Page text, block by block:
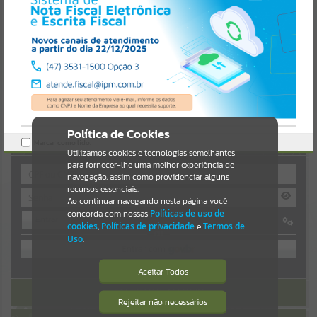
Resultados para""
Portais
Por favor, aguarde...
NOTÍCIAS
Por favor, aguarde...
SUBPORTAIS
Por favor, aguarde...
Por favor, aguarde...
AUTOATENDIMENTO
ACESSAR SEM LOGIN
Política de Cookies
Utilizamos cookies e tecnologias semelhantes
para fornecer-lhe uma melhor experiência de
navegação, assim como providenciar alguns
recursos essenciais.
Ao continuar navegando nesta página você
concorda com nossas Políticas de uso de
cookies, Políticas de privacidadeeTermos de
Uso.
Aceitar Todos
Rejeitar não necessários
Isto significa que diversos recursos
https://guaiba.atende.net/cidadao/noticia/static/bundle/wpo_index
_2_base_l2_portal_editores_sync_c78fd5a8a9d4da1559541548a4ef0
da6.js?v=7c0fcaaa:47
Verificar Mais Detalhes